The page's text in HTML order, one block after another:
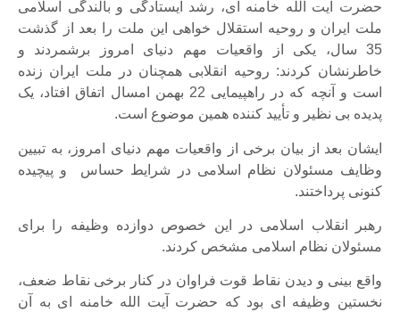
حضرت آیت الله خامنه ای، رشد ایستادگی و بالندگی اسلامی
ملت ایران و روحیه استقلال خواهی این ملت را بعد از گذشت
35 سال، یکی از واقعیات مهم دنیای امروز برشمردند و
خاطرنشان کردند: روحیه انقلابی همچنان در ملت ایران زنده
است و آنچه که در راهپیمایی 22 بهمن امسال اتفاق افتاد، یک
پدیده بی نظیر و تأیید کننده همین موضوع است.
ایشان بعد از بیان برخی از واقعیات مهم دنیای امروز، به تبیین
وظایف مسئولان نظام اسلامی در شرایط حساس و پیچیده
کنونی پرداختند.
رهبر انقلاب اسلامی در این خصوص دوازده وظیفه را برای
مسئولان نظام اسلامی مشخص کردند.
واقع بینی و دیدن نقاط قوت فراوان در کنار برخی نقاط ضعف،
نخستین وظیفه ای بود که حضرت آیت الله خامنه ای به آن